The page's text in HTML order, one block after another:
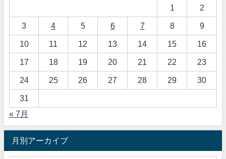
1 2
3 4 5 6 7 8 9
10 11 12 13 14 15 16
17 18 19 20 21 22 23
24 25 26 27 28 29 30
31
« 7月
月別アーカイブ